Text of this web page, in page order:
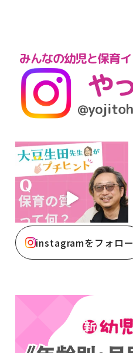
instagramをフォロー